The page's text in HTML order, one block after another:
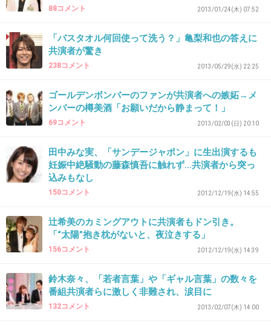
33. 匿名2013/05/15(水) 19:34:46
奇行ではないでしょ。
２８，３０さん
ヘムって...！和みました。ありがとう＾＾
-1
35. 匿名2013/05/15(水) 19:53:36
愛想良いし真面目そうだし礼儀も正しいみたい
だし
88コメント 2013/01/24(木) 07:52
「バスタオル何回使って洗う？」亀梨和也の答えに
共演者が驚き
238コメント 2013/05/29(水) 22:25
ゴールデンボンバーのファンが共演者への嫉妬→メ
ンバーの樽美酒「お願いだから静まって！」
69コメント 2013/02/03(日) 20:10
田中みな実、「サンデージャポン」に生出演するも
妊娠中絶騒動の藤森慎吾に触れず…共演者から突っ
込みもなし
150コメント 2012/12/19(水) 14:55
辻希美のカミングアウトに共演者もドン引き。
「“太陽”抱き枕がないと、夜泣きする」
156コメント 2012/12/19(水) 14:39
鈴木奈々、「若者言葉」や「ギャル言葉」の数々を
番組共演者らに激しく非難され、涙目に
132コメント 2013/02/07(木) 14:00